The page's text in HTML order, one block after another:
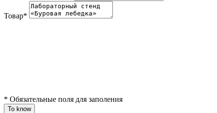
Товар*
* Обязательные поля для заполения
To know